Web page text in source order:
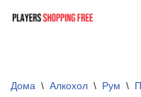
Дома \ Алкохол \ Рум \